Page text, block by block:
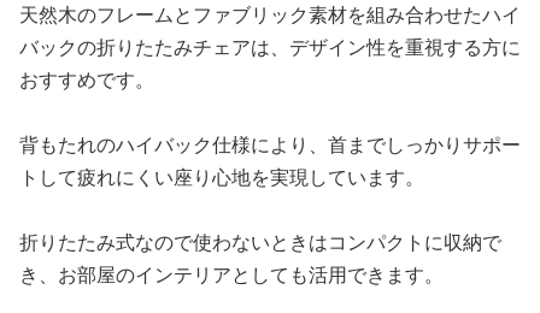
天然木のフレームとファブリック素材を組み合わせたハイ
バックの折りたたみチェアは、デザイン性を重視する方に
おすすめです。
背もたれのハイバック仕様により、首までしっかりサポー
トして疲れにくい座り心地を実現しています。
折りたたみ式なので使わないときはコンパクトに収納で
き、お部屋のインテリアとしても活用できます。